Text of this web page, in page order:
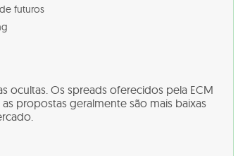
futuros
ocultas. Os spreads oferecidos pela ECM
propostas geralmente são mais baixas